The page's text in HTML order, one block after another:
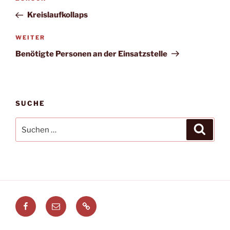
Beitrag
Kreislaufkollaps
Nächster
Beitrag
WEITER
Benötigte Personen an der Einsatzstelle
SUCHE
nach:
Facebook
E-
Mail
Leitstellenspiel.de